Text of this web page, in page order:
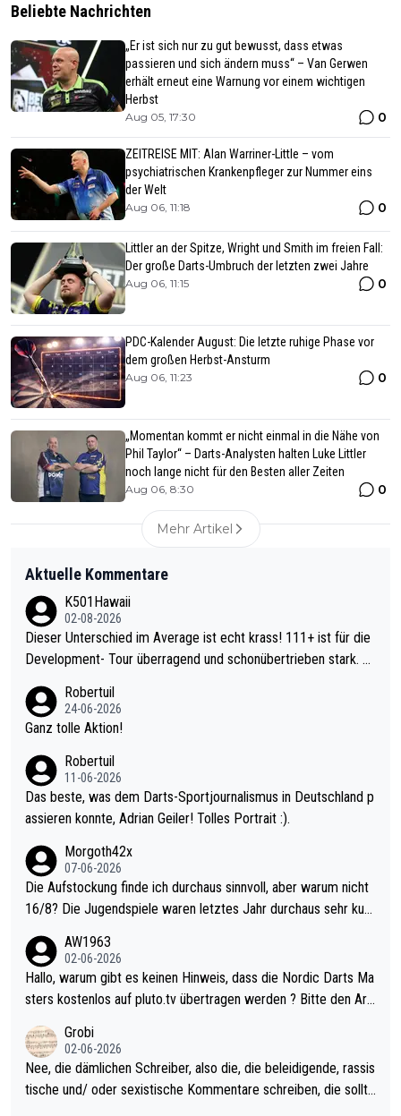
Beliebte Nachrichten
„Er ist sich nur zu gut bewusst, dass etwas
passieren und sich ändern muss“ – Van Gerwen
erhält erneut eine Warnung vor einem wichtigen
Herbst
Aug 05, 17:30 0
ZEITREISE MIT: Alan Warriner-Little – vom
psychiatrischen Krankenpfleger zur Nummer eins
der Welt
Aug 06, 11:18 0
Littler an der Spitze, Wright und Smith im freien Fall:
Der große Darts-Umbruch der letzten zwei Jahre
Aug 06, 11:15 0
PDC-Kalender August: Die letzte ruhige Phase vor
dem großen Herbst-Ansturm
Aug 06, 11:23 0
„Momentan kommt er nicht einmal in die Nähe von
Phil Taylor“ – Darts-Analysten halten Luke Littler
noch lange nicht für den Besten aller Zeiten
Aug 06, 8:30 0
Mehr Artikel
Aktuelle Kommentare
K501Hawaii
02-08-2026
Dieser Unterschied im Average ist echt krass! 111+ ist für die
Development- Tour überragend und schonübertrieben stark. U
mal 40+ erst recht. Da gewinnst keinen Blumentopf - ist ja noc
h krasser wie ein Pokalspiel eines Kreisligisten vs einem Bund
Robertuil
24-06-2026
Ganz tolle Aktion!
Robertuil
11-06-2026
Das beste, was dem Darts-Sportjournalismus in Deutschland p
assieren konnte, Adrian Geiler! Tolles Portrait :).
Morgoth42x
07-06-2026
Die Aufstockung finde ich durchaus sinnvoll, aber warum nicht
16/8? Die Jugendspiele waren letztes Jahr durchaus sehr kurz
Allerdings ist Mitchell Lawrie als Nummer 1 der Welt eh qualifi
ziert. Somit ändert die automatische Qualifikation des Weltmei
sters erstmal nichts. Ich denke sie wollen damit für nächstes J
ohl wenig WDF Turniere spielen. Dies war bei Archie Self letzt
es Jahr der Fall. Er musste als amtierender Weltmeister durch
den Qualifier und ich glaube kaum, dass Mitchel sich das (in Ve
gas) antun würde, wenn er doch eigentlich die PDC-WM als Zi
AW1963
02-06-2026
Hallo, warum gibt es keinen Hinweis, dass die Nordic Darts Ma
sters kostenlos auf pluto.tv übertragen werden ? Bitte den Arti
Grobi
02-06-2026
Nee, die dämlichen Schreiber, also die, die beleidigende, rassis
tische und/ oder sexistische Kommentare schreiben, die sollte